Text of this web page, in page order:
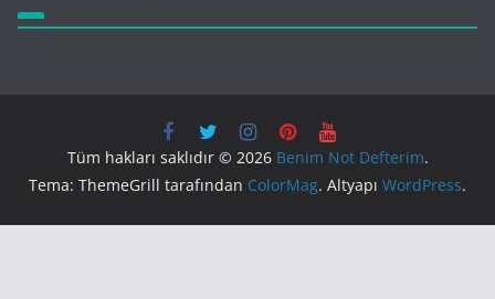
Tüm hakları saklıdır © 2026 Benim Not Defterim.
Tema: ThemeGrill tarafından ColorMag. Altyapı WordPress.